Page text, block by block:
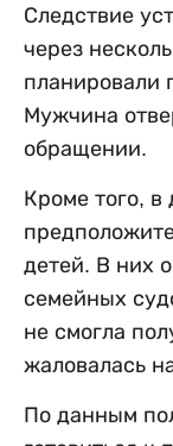
Следствие
через
планировали
Мужчина
обращении.
Кроме того,
детей. В них
семейных
не смогла
жаловалась
По данным